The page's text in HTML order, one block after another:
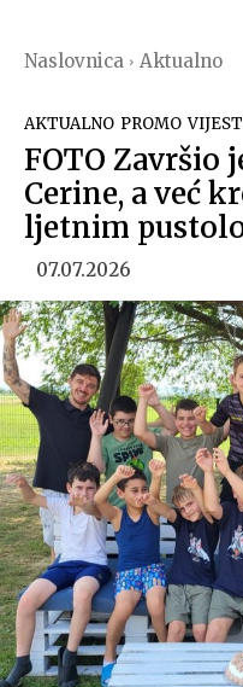
Naslovnica Aktualno
AKTUALNO PROMO
FOTO Završio
Cerine, a već
ljetnim
07.07.2026